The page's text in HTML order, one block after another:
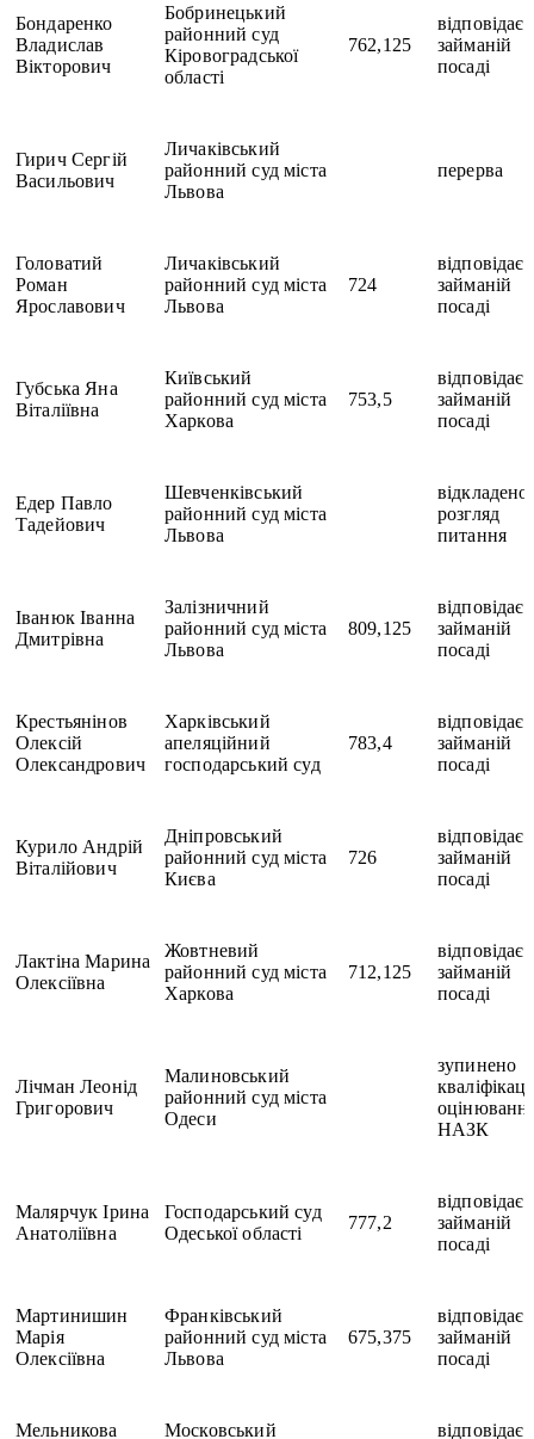
Бондаренко
Владислав
Вікторович
Бобринецький
районний суд
Кіровоградської
області
762,125
відповідає
займаній
посаді
Гирич Сергій
Васильович
Личаківський
районний суд міста
Львова
перерва
Головатий
Роман
Ярославович
Личаківський
районний суд міста
Львова
724
відповідає
займаній
посаді
Губська Яна
Віталіївна
Київський
районний суд міста
Харкова
753,5
відповідає
займаній
посаді
Едер Павло
Тадейович
Шевченківський
районний суд міста
Львова
відкладено
розгляд
питання
Іванюк Іванна
Дмитрівна
Залізничний
районний суд міста
Львова
809,125
відповідає
займаній
посаді
Крестьянінов
Олексій
Олександрович
Харківський
апеляційний
господарський суд
783,4
відповідає
займаній
посаді
Курило Андрій
Віталійович
Дніпровський
районний суд міста
Києва
726
відповідає
займаній
посаді
Лактіна Марина
Олексіївна
Жовтневий
районний суд міста
Харкова
712,125
відповідає
займаній
посаді
Лічман Леонід
Григорович
Малиновський
районний суд міста
Одеси
зупинено
НАЗК
Малярчук Ірина
Анатоліївна
Господарський суд
Одеської області
777,2
відповідає
займаній
посаді
Мартинишин
Марія
Олексіївна
Франківський
районний суд міста
Львова
675,375
відповідає
займаній
посаді
Мельникова Московський відповідає